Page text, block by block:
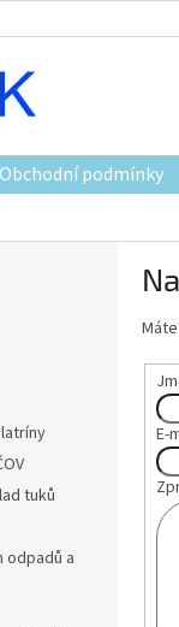
Obchodní podmínky
tuků
odpadů a
E-